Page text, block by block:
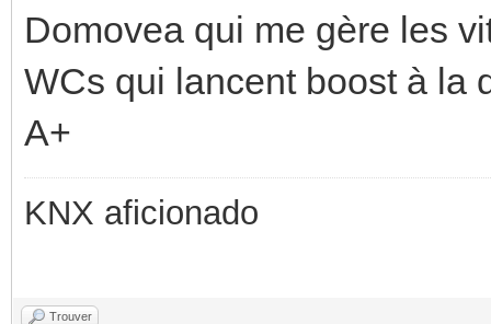
Domovea qui me gère les
WCs qui lancent boost à la
A+
KNX aficionado
Trouver